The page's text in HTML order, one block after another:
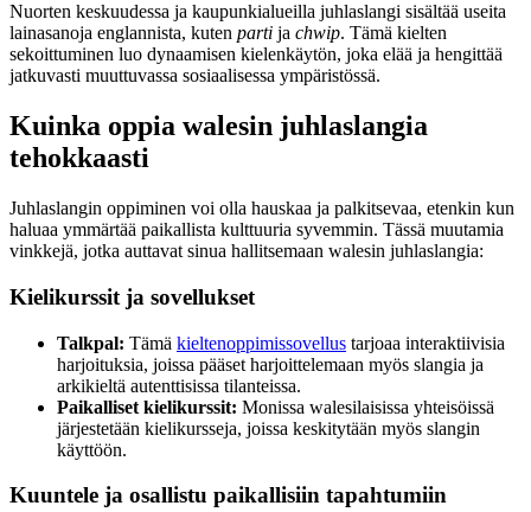
Nuorten keskuudessa ja kaupunkialueilla juhlaslangi sisältää useita
lainasanoja englannista, kuten parti ja chwip. Tämä kielten
sekoittuminen luo dynaamisen kielenkäytön, joka elää ja hengittää
jatkuvasti muuttuvassa sosiaalisessa ympäristössä.
Kuinka oppia walesin juhlaslangia
tehokkaasti
Juhlaslangin oppiminen voi olla hauskaa ja palkitsevaa, etenkin kun
haluaa ymmärtää paikallista kulttuuria syvemmin. Tässä muutamia
vinkkejä, jotka auttavat sinua hallitsemaan walesin juhlaslangia:
Kielikurssit ja sovellukset
Talkpal: Tämä kieltenoppimissovellus tarjoaa interaktiivisia
harjoituksia, joissa pääset harjoittelemaan myös slangia ja
arkikieltä autenttisissa tilanteissa.
Paikalliset kielikurssit: Monissa walesilaisissa yhteisöissä
järjestetään kielikursseja, joissa keskitytään myös slangin
käyttöön.
Kuuntele ja osallistu paikallisiin tapahtumiin